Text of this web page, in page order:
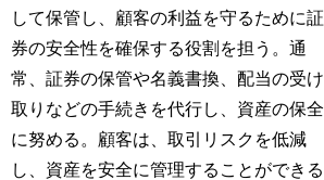
して保管し、顧客の利益を守るために証
券の安全性を確保する役割を担う。通
常、証券の保管や名義書換、配当の受け
取りなどの手続きを代行し、資産の保全
に努める。顧客は、取引リスクを低減
し、資産を安全に管理することができる